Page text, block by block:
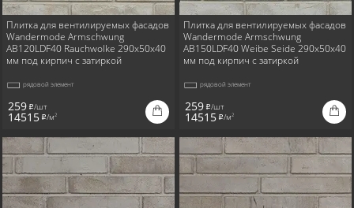
Плитка для вентилируемых фасадов
Wandermode Armschwung
AB120LDF40 Rauchwolke 290x50x40
мм под кирпич с затиркой
рядовой элемент
259 i/шт
14515 i/м2
Плитка для вентилируемых фасадов
Wandermode Armschwung
AB150LDF40 Weibe Seide 290x50x40
мм под кирпич с затиркой
рядовой элемент
259 i/шт
14515 i/м2